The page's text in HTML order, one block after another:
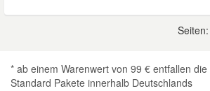
Seiten:
* ab einem Warenwert von 99 € entfallen
Standard Pakete innerhalb Deutschlands